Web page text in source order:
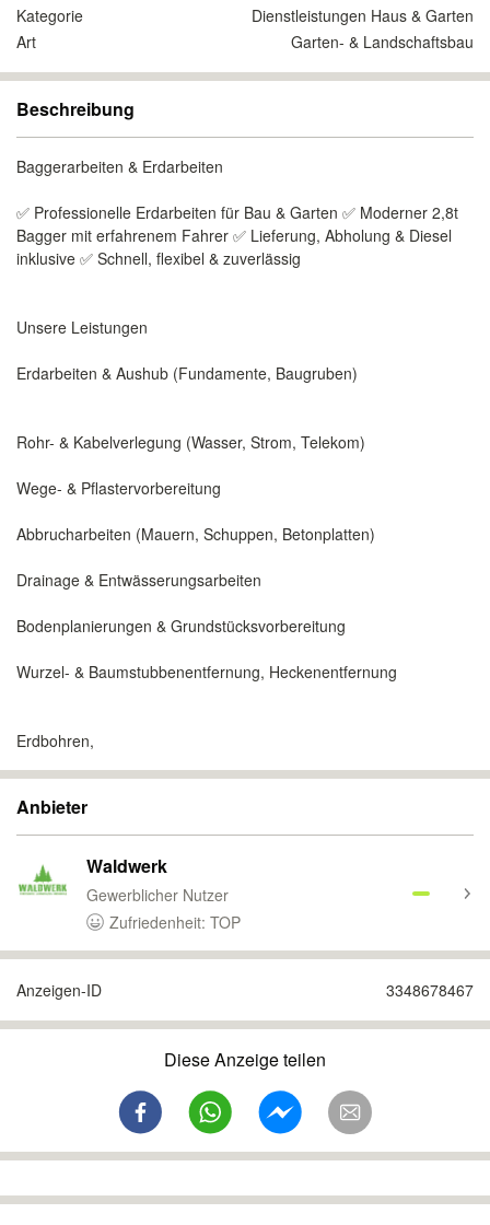
Kategorie
Dienstleistungen Haus & Garten
Art
Garten- & Landschaftsbau
Beschreibung
Baggerarbeiten & Erdarbeiten
✅ Professionelle Erdarbeiten für Bau & Garten ✅ Moderner 2,8t
Bagger mit erfahrenem Fahrer ✅ Lieferung, Abholung & Diesel
inklusive ✅ Schnell, flexibel & zuverlässig
Unsere Leistungen
Erdarbeiten & Aushub (Fundamente, Baugruben)
Rohr- & Kabelverlegung (Wasser, Strom, Telekom)
Wege- & Pflastervorbereitung
Abbrucharbeiten (Mauern, Schuppen, Betonplatten)
Drainage & Entwässerungsarbeiten
Bodenplanierungen & Grundstücksvorbereitung
Wurzel- & Baumstubbenentfernung, Heckenentfernung
Erdbohren,
Anbieter
Waldwerk
Gewerblicher Nutzer
Zufriedenheit: TOP
Anzeigen-ID 3348678467
Diese Anzeige teilen